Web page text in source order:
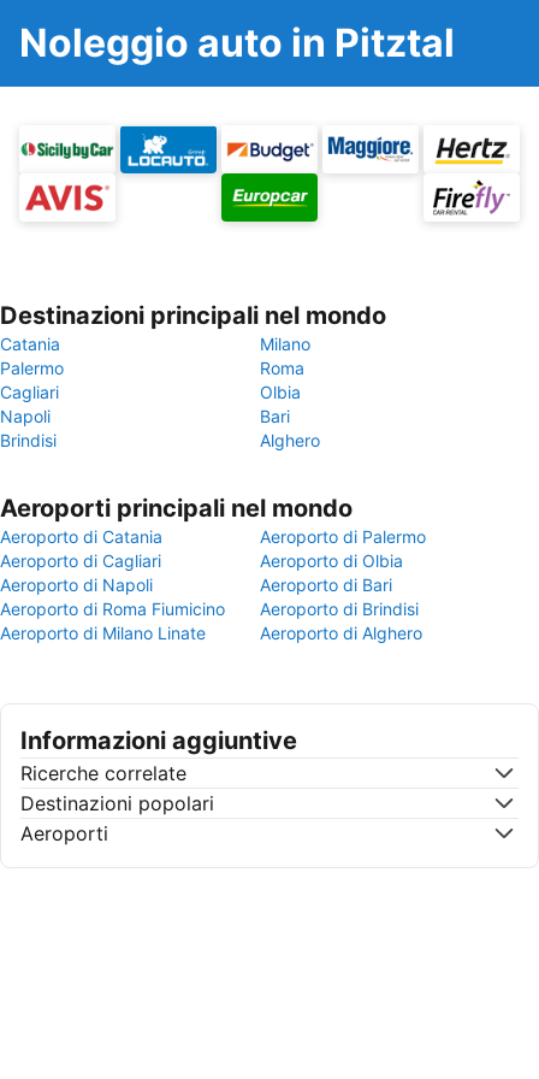
Noleggio auto in Pitztal
Destinazioni principali nel mondo
Catania
Milano
Palermo
Roma
Cagliari
Olbia
Napoli
Bari
Brindisi
Alghero
Aeroporti principali nel mondo
Aeroporto di Catania
Aeroporto di Palermo
Aeroporto di Cagliari
Aeroporto di Olbia
Aeroporto di Napoli
Aeroporto di Bari
Aeroporto di Roma Fiumicino
Aeroporto di Brindisi
Aeroporto di Milano Linate
Aeroporto di Alghero
Informazioni aggiuntive
Ricerche correlate
Destinazioni popolari
Aeroporti